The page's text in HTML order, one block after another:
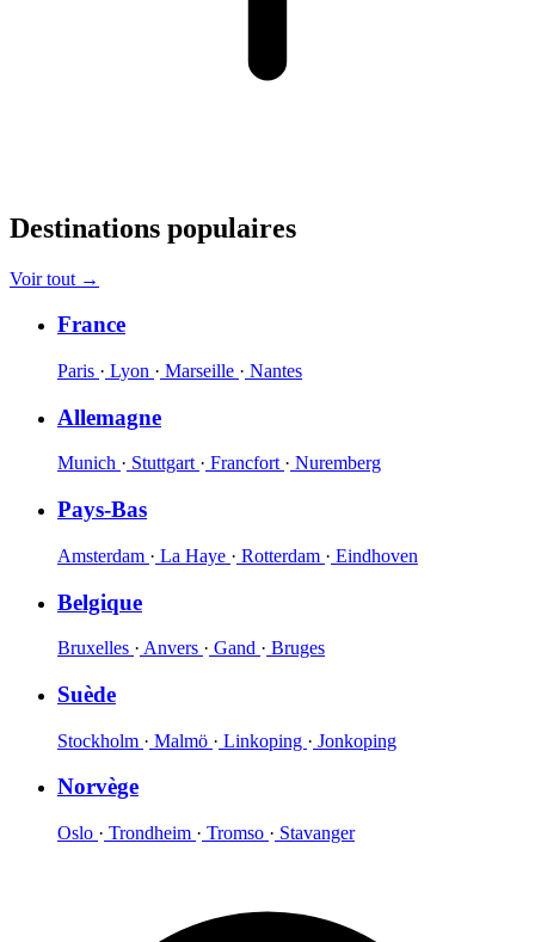
Destinations populaires
Voir tout →
France
Paris · Lyon · Marseille · Nantes
Allemagne
Munich · Stuttgart · Francfort · Nuremberg
Pays-Bas
Amsterdam · La Haye · Rotterdam · Eindhoven
Belgique
Bruxelles · Anvers · Gand · Bruges
Suède
Stockholm · Malmö · Linkoping · Jonkoping
Norvège
Oslo · Trondheim · Tromso · Stavanger